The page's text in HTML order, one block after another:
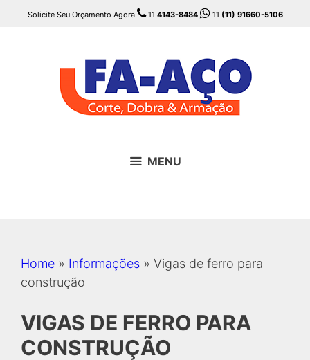
Solicite Seu Orçamento Agora 11 4143-8484 11 (11) 91660-5106
MENU
Home » Informações » Vigas de ferro para
construção
VIGAS DE FERRO PARA
CONSTRUÇÃO